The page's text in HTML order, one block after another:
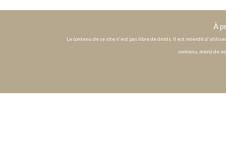
À
Le contenu de ce site n'est pas libre de droits. Il est interdit
contenu, merci de